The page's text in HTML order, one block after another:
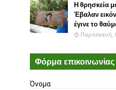
Η θρησκεία
Έβαλαν
έγινε το
Παρασκευή,
Φόρμα επικοινωνίας
Όνομα